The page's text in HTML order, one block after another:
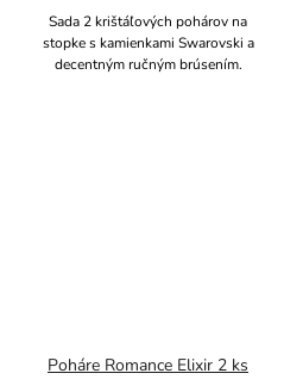
Sada 2 krištáľových pohárov na
stopke s kamienkami Swarovski a
decentným ručným brúsením.
Poháre Romance Elixir 2 ks